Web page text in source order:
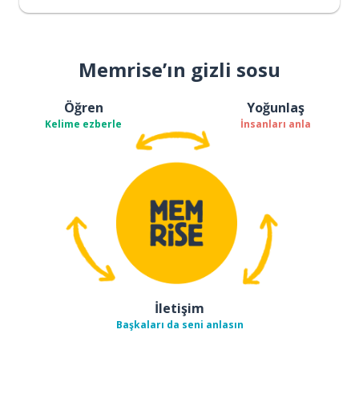
Memrise’ın gizli sosu
Öğren
Kelime ezberle
Yoğunlaş
İnsanları anla
İletişim
Başkaları da seni anlasın